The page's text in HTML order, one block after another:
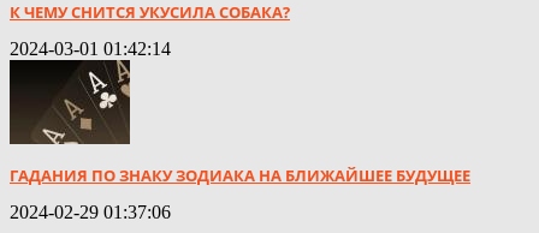
К ЧЕМУ СНИТСЯ УКУСИЛА СОБАКА?
2024-03-01 01:42:14
ГАДАНИЯ ПО ЗНАКУ ЗОДИАКА НА БЛИЖАЙШЕЕ БУДУЩЕЕ
2024-02-29 01:37:06